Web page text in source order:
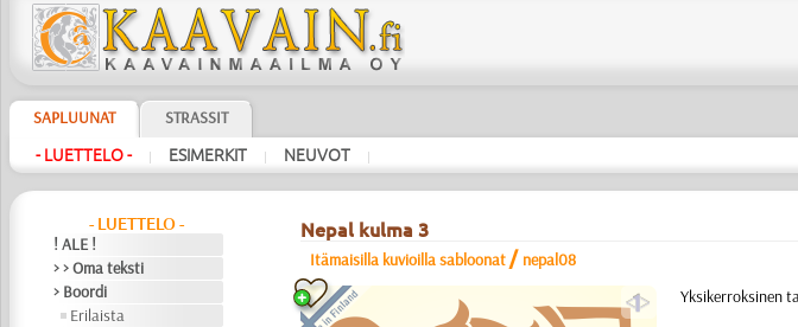
SAPLUUNAT STRASSIT
- LUETTELO - | ESIMERKIT | NEUVOT |
- LUETTELO -
! ALE !
> > Oma teksti
> Boordi
Erilaista
Nepal kulma 3
Itämaisilla kuvioilla sabloonat / nepal08
a Yksikerroksinen